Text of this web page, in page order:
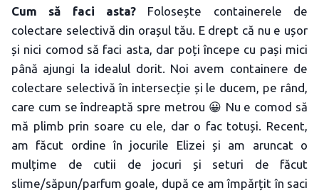
Cum să faci asta? Folosește containerele de
colectare selectivă din orașul tău. E drept că nu e ușor
și nici comod să faci asta, dar poți începe cu pași mici
până ajungi la idealul dorit. Noi avem containere de
colectare selectivă în intersecție și le ducem, pe rând,
care cum se îndreaptă spre metrou 😀 Nu e comod să
mă plimb prin soare cu ele, dar o fac totuși. Recent,
am făcut ordine în jocurile Elizei și am aruncat o
mulțime de cutii de jocuri și seturi de făcut
slime/săpun/parfum goale, după ce am împărțit în saci